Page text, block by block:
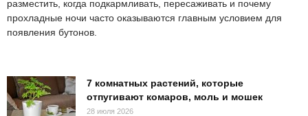
разместить, когда подкармливать, пересаживать и почему
прохладные ночи часто оказываются главным условием для
появления бутонов.
7 комнатных растений, которые
отпугивают комаров, моль и мошек
28 июля 2026